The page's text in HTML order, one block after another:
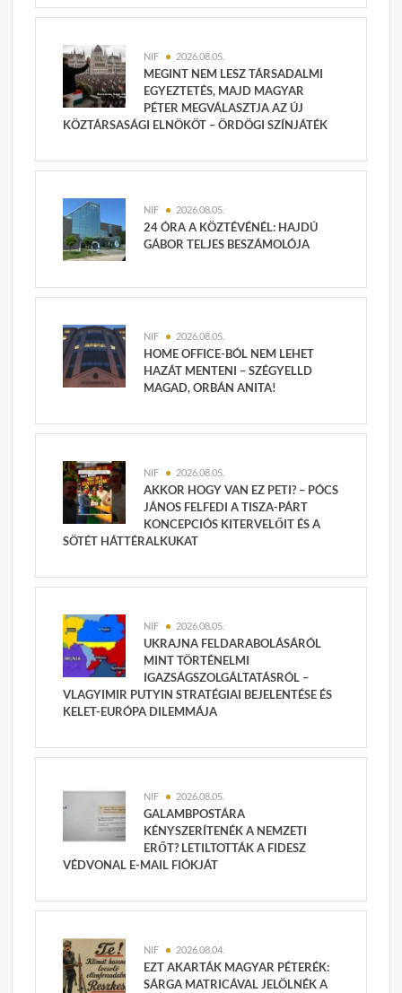
NIF 2026.08.05.
MEGINT NEM LESZ TÁRSADALMI
EGYEZTETÉS, MAJD MAGYAR
PÉTER MEGVÁLASZTJA AZ ÚJ
KÖZTÁRSASÁGI ELNÖKÖT – ÖRDÖGI SZÍNJÁTÉK
NIF 2026.08.05.
24 ÓRA A KÖZTÉVÉNÉL: HAJDÚ
GÁBOR TELJES BESZÁMOLÓJA
NIF 2026.08.05.
HOME OFFICE-BÓL NEM LEHET
HAZÁT MENTENI – SZÉGYELLD
MAGAD, ORBÁN ANITA!
NIF 2026.08.05.
AKKOR HOGY VAN EZ PETI? – PÓCS
JÁNOS FELFEDI A TISZA-PÁRT
KONCEPCIÓS KITERVELŐIT ÉS A
SÖTÉT HÁTTÉRALKUKAT
NIF 2026.08.05.
UKRAJNA FELDARABOLÁSÁRÓL
MINT TÖRTÉNELMI
IGAZSÁGSZOLGÁLTATÁSRÓL –
VLAGYIMIR PUTYIN STRATÉGIAI BEJELENTÉSE ÉS
KELET-EURÓPA DILEMMÁJA
NIF 2026.08.05.
GALAMBPOSTÁRA
KÉNYSZERÍTENÉK A NEMZETI
ERŐT? LETILTOTTÁK A FIDESZ
VÉDVONAL E-MAIL FIÓKJÁT
NIF 2026.08.04.
EZT AKARTÁK MAGYAR PÉTERÉK:
SÁRGA MATRICÁVAL JELÖLNÉK A